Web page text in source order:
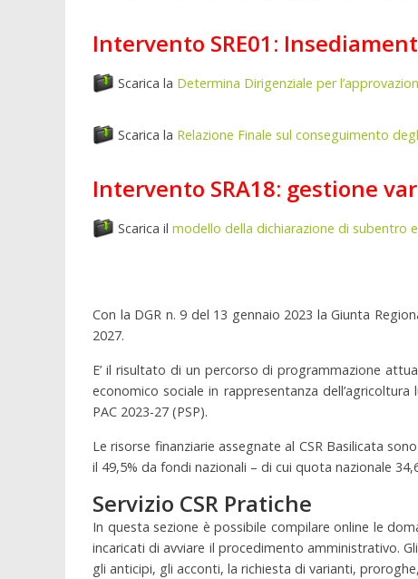
Intervento SRE01:
Scarica la Determina Dirigenziale per
Scarica la Relazione Finale sul conseguimento
Intervento SRA18: gestione
Scarica il modello della dichiarazione di subentro
Con la DGR n. 9 del 13 gennaio 2023 la Giunta
2027.
E’ il risultato di un percorso di programmazione
economico sociale in rappresentanza
PAC 2023-27 (PSP).
Le risorse finanziarie assegnate al CSR Basilicata
il 49,5% da fondi nazionali – di cui quota nazionale
Servizio CSR Pratiche
In questa sezione è possibile compilare online le
incaricati di avviare il procedimento amministrativo.
gli anticipi, gli acconti, la richiesta di varianti,